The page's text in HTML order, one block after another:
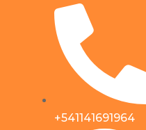
+541141691964